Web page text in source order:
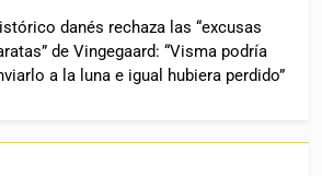
danés rechaza las “excusas
de Vingegaard: “Visma podría
a la luna e igual hubiera perdido”